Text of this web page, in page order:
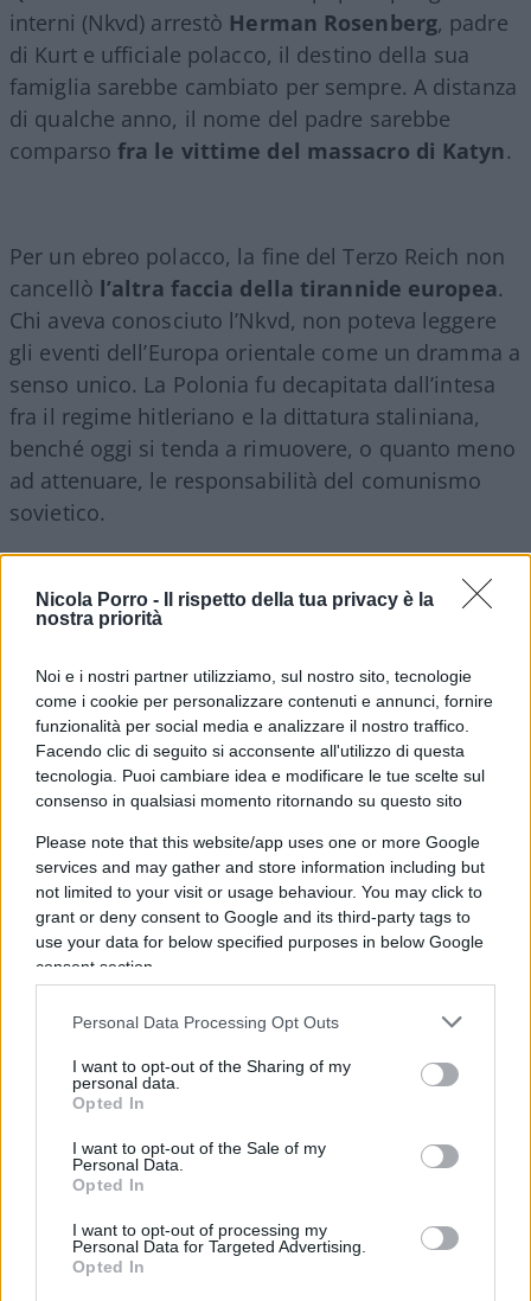
Nicola Porro -
Il rispetto della tua privacy è la
nostra priorità
Noi e i nostri partner utilizziamo, sul nostro sito, tecnologie
come i cookie per personalizzare contenuti e annunci, fornire
funzionalità per social media e analizzare il nostro traffico.
Facendo clic di seguito si acconsente all'utilizzo di questa
tecnologia. Puoi cambiare idea e modificare le tue scelte sul
consenso in qualsiasi momento ritornando su questo sito
Please note that this website/app uses one or more Google
services and may gather and store information including but
not limited to your visit or usage behaviour. You may click to
grant or deny consent to Google and its third-party tags to
use your data for below specified purposes in below Google
consent section.
Personal Data Processing Opt Outs
I want to opt-out of the Sharing of my
personal data.
Opted In
I want to opt-out of the Sale of my
Personal Data.
Opted In
I want to opt-out of processing my
Personal Data for Targeted Advertising.
Opted In
interni (Nkvd) arrestò Herman Rosenberg, padre
di Kurt e ufficiale polacco, il destino della sua
famiglia sarebbe cambiato per sempre. A distanza
di qualche anno, il nome del padre sarebbe
comparso fra le vittime del massacro di Katyn.
Per un ebreo polacco, la fine del Terzo Reich non
cancellò l’altra faccia della tirannide europea.
Chi aveva conosciuto l’Nkvd, non poteva leggere
gli eventi dell’Europa orientale come un dramma a
senso unico. La Polonia fu decapitata dall’intesa
fra il regime hitleriano e la dittatura staliniana,
benché oggi si tenda a rimuovere, o quanto meno
ad attenuare, le responsabilità del comunismo
sovietico.
Il varco nel convoglio
Nella notte fra il 12 e il 13 aprile 1940, durante
una deportazione effettuata dai sovietici, Kurt si
ritrovò in un vagone stipato di donne e bambini.
In alto si aprì una fessura minima; il ragazzo
osservò il soldato di guardia, ne studiò i
movimenti e, dopo aver atteso l’istante propizio, si
arrampicò lasciandosi cadere all’esterno, aiutato
da un ferroviere polacco che accettò di
compromettersi pur di salvarlo. Il libro deve il
suo titolo proprio a quest’evento.
L’episodio colpisce per la sua forza simbolica: il
vagone serrato, il corpo che si piega verso una
fessura d’aria, la mano tesa di un ferroviere
un secolo, nel quale la deportazione fu una
tecnica del potere e la salvezza il frutto di gesti
individuali. Da lì in avanti, la fuga di Kurt smise di
essere una vicenda privata e si inserì nella rovina